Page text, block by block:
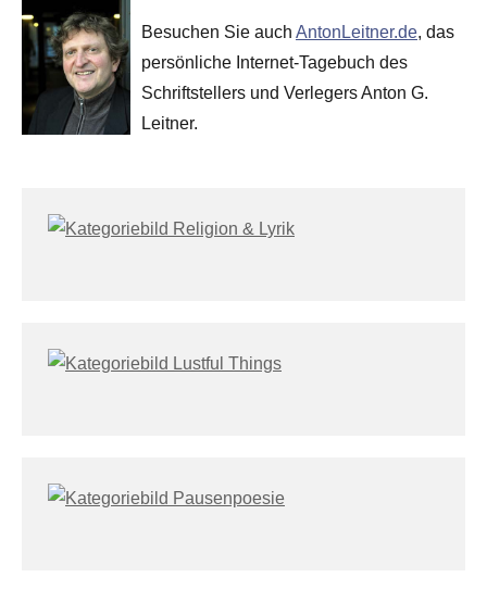
Besuchen Sie auch AntonLeitner.de, das
persönliche Internet-Tagebuch des
Schriftstellers und Verlegers Anton G.
Leitner.